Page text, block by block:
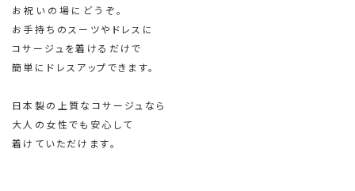
お祝いの場にどうぞ。
お手持ちのスーツやドレスに
コサージュを着けるだけで
簡単にドレスアップできます。
日本製の上質なコサージュなら
大人の女性でも安心して
着けていただけます。